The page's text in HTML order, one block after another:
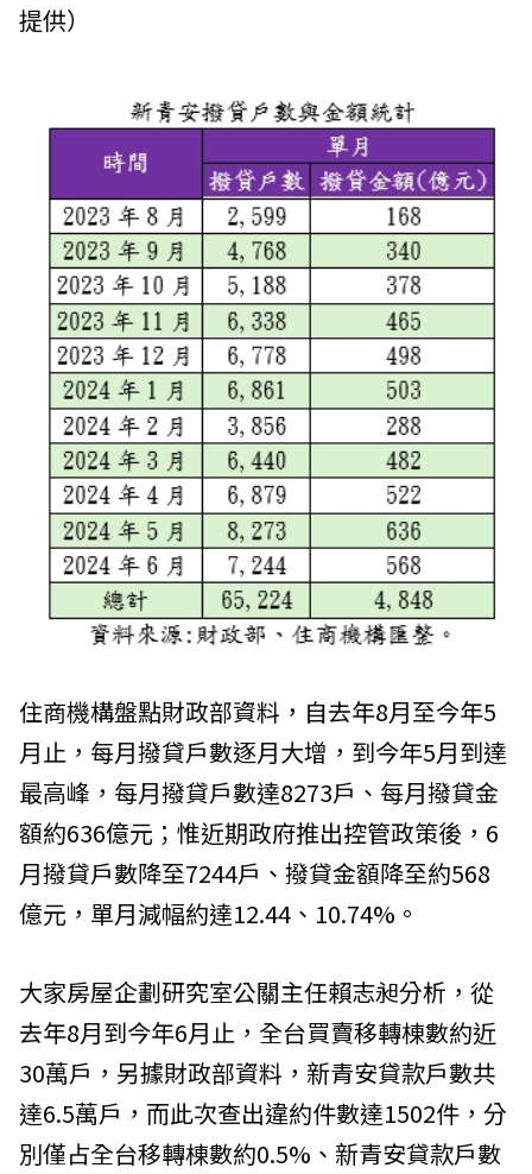
提供）
住商機構盤點財政部資料，自去年8月至今年5
月止，每月撥貸戶數逐月大增，到今年5月到達
最高峰，每月撥貸戶數達8273戶、每月撥貸金
額約636億元；惟近期政府推出控管政策後，6
月撥貸戶數降至7244戶、撥貸金額降至約568
億元，單月減幅約達12.44、10.74%。
大家房屋企劃研究室公關主任賴志昶分析，從
去年8月到今年6月止，全台買賣移轉棟數約近
30萬戶，另據財政部資料，新青安貸款戶數共
達6.5萬戶，而此次查出違約件數達1502件，分
別僅占全台移轉棟數約0.5%、新青安貸款戶數